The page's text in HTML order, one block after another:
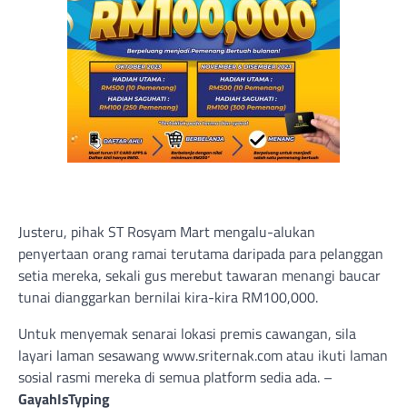
Justeru, pihak ST Rosyam Mart mengalu-alukan
penyertaan orang ramai terutama daripada para pelanggan
setia mereka, sekali gus merebut tawaran menangi baucar
tunai dianggarkan bernilai kira-kira RM100,000.
Untuk menyemak senarai lokasi premis cawangan, sila
layari laman sesawang www.sriternak.com atau ikuti laman
sosial rasmi mereka di semua platform sedia ada. –
GayahIsTyping